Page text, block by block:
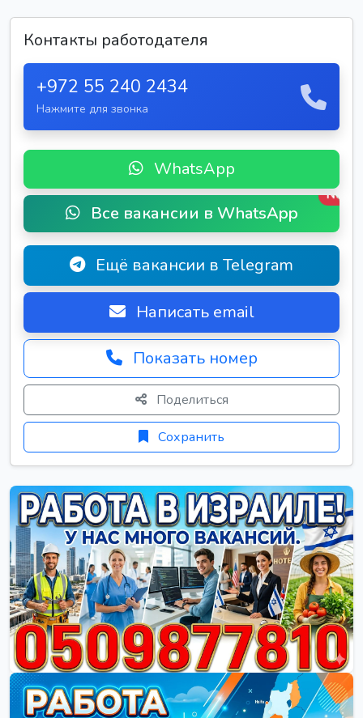
Контакты работодателя
+972 55 240 2434
Нажмите для звонка
WhatsApp
Все вакансии в WhatsApp
New
Ещё вакансии в Telegram
Написать email
Показать номер
Поделиться
Сохранить